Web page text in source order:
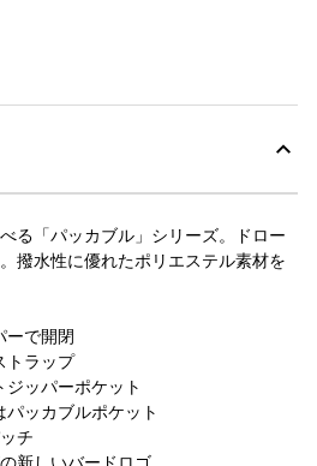
る「パッカブル」シリーズ。ドロー
撥水性に優れたポリエステル素材を
ーで開閉
トラップ
ジッパーポケット
パッカブルポケット
チ
新しいバードロゴ